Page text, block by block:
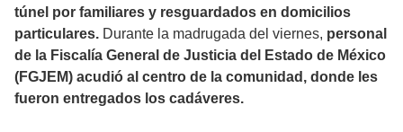
túnel por familiares y resguardados en domicilios
particulares. Durante la madrugada del viernes, personal
de la Fiscalía General de Justicia del Estado de México
(FGJEM) acudió al centro de la comunidad, donde les
fueron entregados los cadáveres.